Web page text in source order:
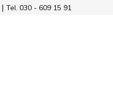
Tel. 030 - 609 15 91